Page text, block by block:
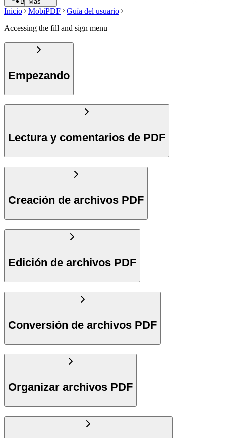
Inicio MobiPDF
Guía del usuario
Accessing the fill and sign menu
Empezando
Lectura y comentarios de PDF
Creación de archivos PDF
Edición de archivos PDF
Conversión de archivos PDF
Organizar archivos PDF